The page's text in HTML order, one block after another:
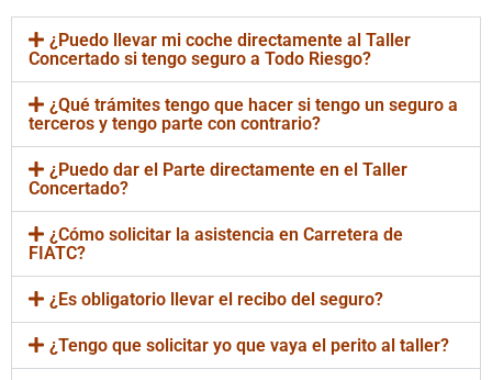
¿Puedo llevar mi coche directamente al Taller
Concertado si tengo seguro a Todo Riesgo?
¿Qué trámites tengo que hacer si tengo un seguro a
terceros y tengo parte con contrario?
¿Puedo dar el Parte directamente en el Taller
Concertado?
¿Cómo solicitar la asistencia en Carretera de
FIATC?
¿Es obligatorio llevar el recibo del seguro?
¿Tengo que solicitar yo que vaya el perito al taller?